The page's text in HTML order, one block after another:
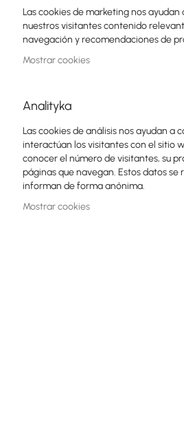
GPON
Cables LAN
Routers LAN
Licencias MikroTik
Monitoreo, Smart Home IoT
Dispositivos WiFi para Exterior
Las cookies de marketing nos
nuestros visitantes contenido
navegación y recomendaciones de
Mostrar cookies
Analityka
Las cookies de análisis nos ayudan a
interactúan los visitantes con el sitio
conocer el número de visitantes, su
páginas que navegan. Estos datos se
informan de forma anónima.
Mostrar cookies